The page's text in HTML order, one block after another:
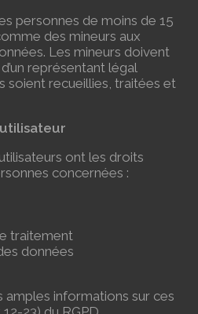
personnes de moins de 15
des mineurs aux
Les mineurs doivent
représentant légal
soient recueillies, traitées et
ont les droits
concernées :
traitement
données
informations sur ces